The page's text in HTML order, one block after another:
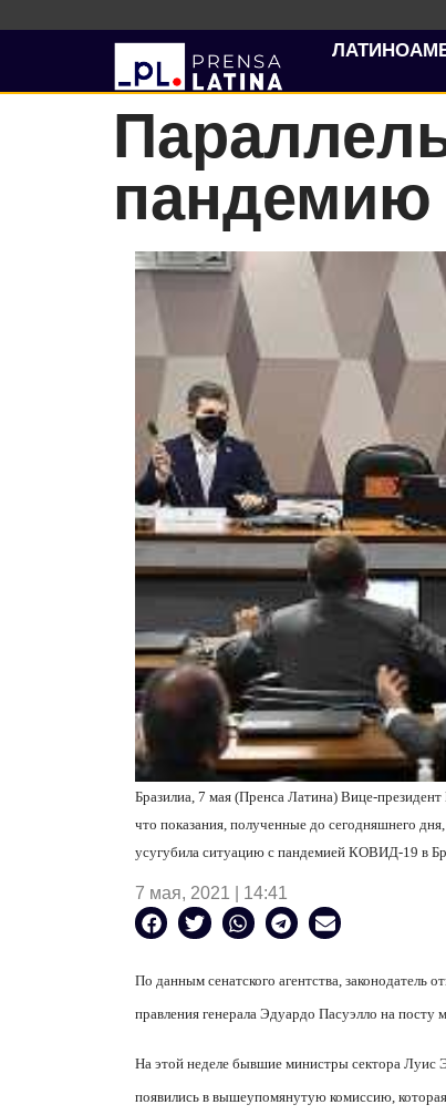
пандемию
Бразилиа, 7 мая (Пренса Латина) Вице-
что показания, полученные до сегодняшнего
усугубила ситуацию с пандемией КОВИД-19 в
7 мая, 2021 | 14:41
По данным сенатского агентства, законодатель
правления генерала Эдуардо Пасуэлло на
На этой неделе бывшие министры сектора Луис
появились в вышеупомянутую комиссию, которая